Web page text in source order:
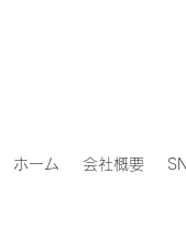
ホーム 会社概要